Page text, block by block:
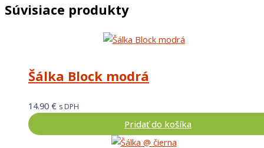
Súvisiace produkty
Šálka Block modrá
14.90 € s DPH
Pridať do košíka